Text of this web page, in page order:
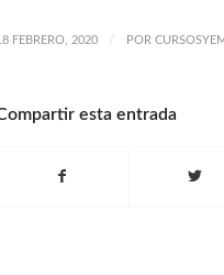
FEBRERO, 2020 / POR
esta entrada